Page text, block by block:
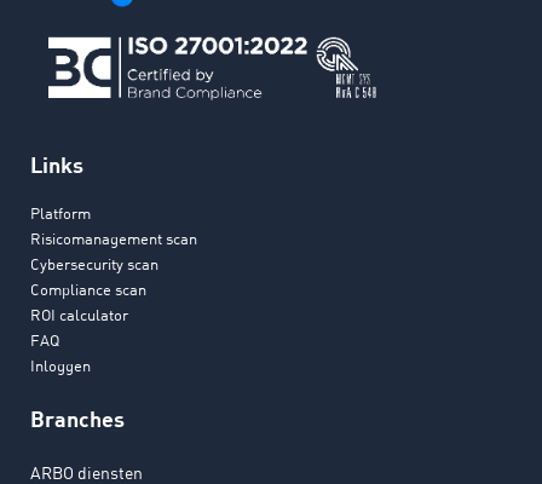
Links
Platform
Risicomanagement scan
Cybersecurity scan
Compliance scan
ROI calculator
FAQ
Inloggen
Branches
ARBO diensten